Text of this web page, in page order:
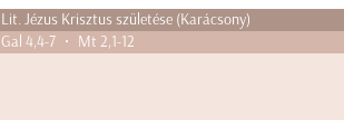
Lit. Jézus Krisztus születése (Karácsony)
Gal 4,4-7 • Mt 2,1-12